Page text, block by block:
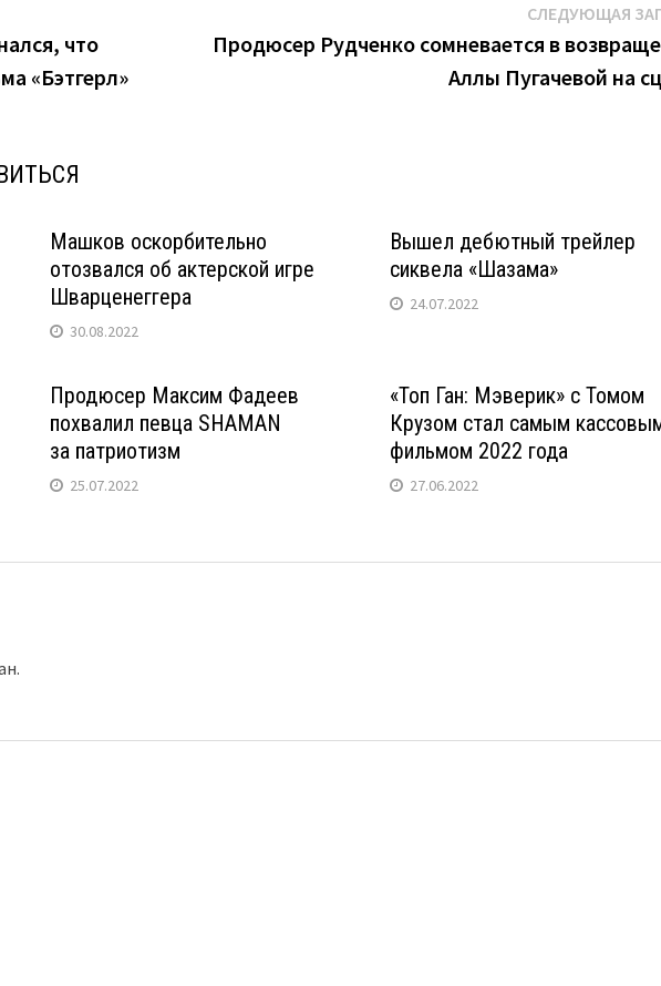
что
«Бэтгерл»
СЛЕДУЮЩАЯ
Продюсер Рудченко сомневается в
Аллы Пугачевой на
Машков оскорбительно
отозвался об актерской игре
Шварценеггера
30.08.2022
Вышел дебютный трейлер
сиквела «Шазама»
24.07.2022
Продюсер Максим Фадеев
похвалил певца SHAMAN
за патриотизм
25.07.2022
«Топ Ган: Мэверик» с Томом
Крузом стал самым
фильмом 2022 года
27.06.2022